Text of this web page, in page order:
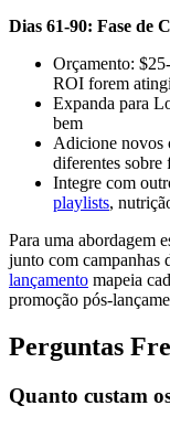
Dias 61-90: Fase de
Orçamento:
ROI forem
Expanda para
bem
Adicione novos
diferentes sobre
Integre com
playlists,
Para uma abordagem
junto com campanhas
lançamento mapeia
promoção pós-
Perguntas
Quanto custam